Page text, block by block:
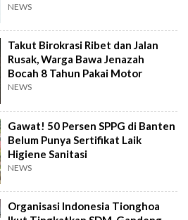
NEWS
Takut Birokrasi Ribet dan Jalan
Rusak, Warga Bawa Jenazah
Bocah 8 Tahun Pakai Motor
NEWS
Gawat! 50 Persen SPPG di Banten
Belum Punya Sertifikat Laik
Higiene Sanitasi
NEWS
Organisasi Indonesia Tionghoa